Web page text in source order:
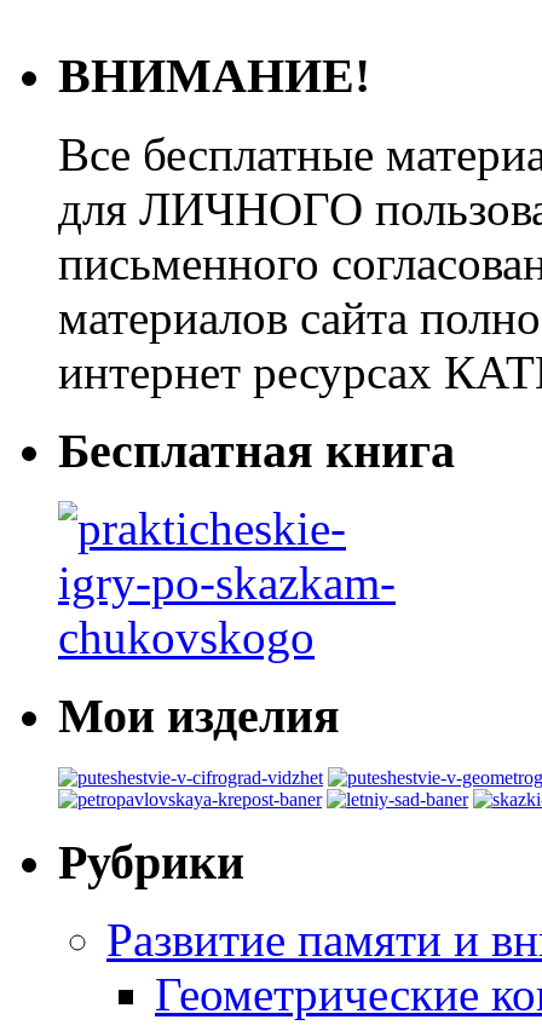
ВНИМАНИЕ!
Все бесплатные
для ЛИЧНОГО
письменного
материалов сайта
интернет ресурсах
Бесплатная книга
Мои изделия
Рубрики
Развитие памяти и
Геометрические